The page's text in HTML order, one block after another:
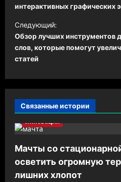
в
и
г
а
я
з
а
п
и
с
интерактивных графических
Следующий:
Обзор лучших инструментов
слов, которые помогут
статей
Связанные истории
инновация
Мачты со
осветить огромную
лишних хлопот